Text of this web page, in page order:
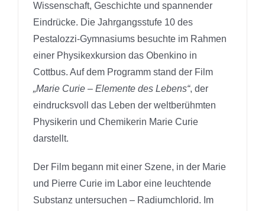
Wissenschaft, Geschichte und spannender
Eindrücke. Die Jahrgangsstufe 10 des
Pestalozzi-Gymnasiums besuchte im Rahmen
einer Physikexkursion das Obenkino in
Cottbus. Auf dem Programm stand der Film
„Marie Curie – Elemente des Lebens“, der
eindrucksvoll das Leben der weltberühmten
Physikerin und Chemikerin Marie Curie
darstellt.
Der Film begann mit einer Szene, in der Marie
und Pierre Curie im Labor eine leuchtende
Substanz untersuchen – Radiumchlorid. Im